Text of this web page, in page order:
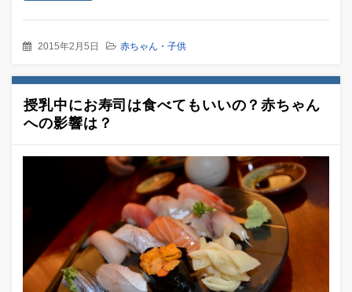
2015年2月5日 赤ちゃん・子供
授乳中にお寿司は食べてもいいの？赤ちゃん
への影響は？